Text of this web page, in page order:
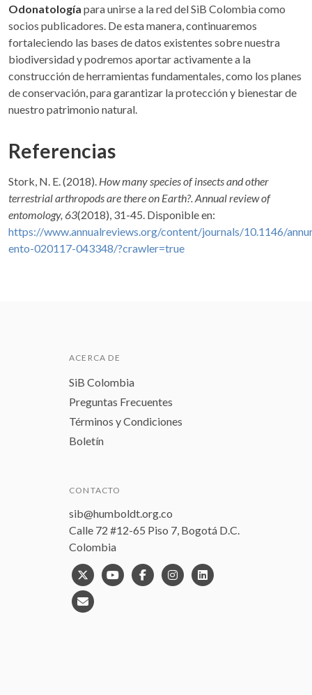
Odonatología para unirse a la red del SiB Colombia como
socios publicadores. De esta manera, continuaremos
fortaleciendo las bases de datos existentes sobre nuestra
biodiversidad y podremos aportar activamente a la
construcción de herramientas fundamentales, como los planes
de conservación, para garantizar la protección y bienestar de
nuestro patrimonio natural.
Referencias
Stork, N. E. (2018). How many species of insects and other
terrestrial arthropods are there on Earth?. Annual review of
entomology, 63(2018), 31-45. Disponible en:
https://www.annualreviews.org/content/journals/10.1146/
ento-020117-043348/?crawler=true
ACERCA DE
SiB Colombia
Preguntas Frecuentes
Términos y Condiciones
Boletín
CONTACTO
sib@humboldt.org.co
Calle 72 #12-65 Piso 7, Bogotá D.C.
Colombia